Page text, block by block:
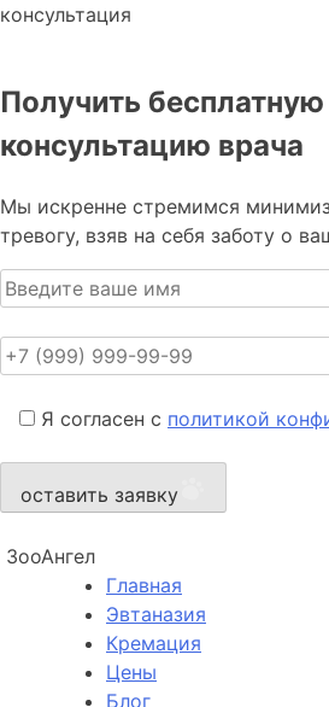
консультация
Получить бесплатную
консультацию врача
Мы искренне стремимся
тревогу, взяв на себя заботу о
Я согласен с политикой
оставить заявку
ЗооАнгел
Главная
Эвтаназия
Кремация
Цены
Блог